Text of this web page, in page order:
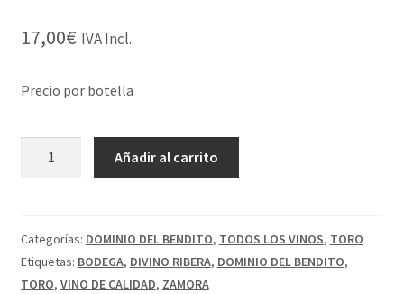
17,00€ IVA Incl.
Precio por botella
PRIMER
PASO
cantidad
Añadir al carrito
Categorías: DOMINIO DEL BENDITO, TODOS LOS VINOS, TORO
Etiquetas: BODEGA, DIVINO RIBERA, DOMINIO DEL BENDITO,
TORO, VINO DE CALIDAD, ZAMORA